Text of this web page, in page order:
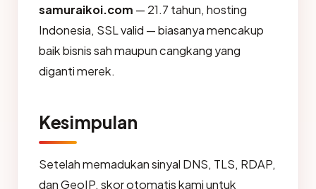
samuraikoi.com — 21.7 tahun, hosting
Indonesia, SSL valid — biasanya mencakup
baik bisnis sah maupun cangkang yang
diganti merek.
Kesimpulan
Setelah memadukan sinyal DNS, TLS, RDAP,
dan GeoIP, skor otomatis kami untuk